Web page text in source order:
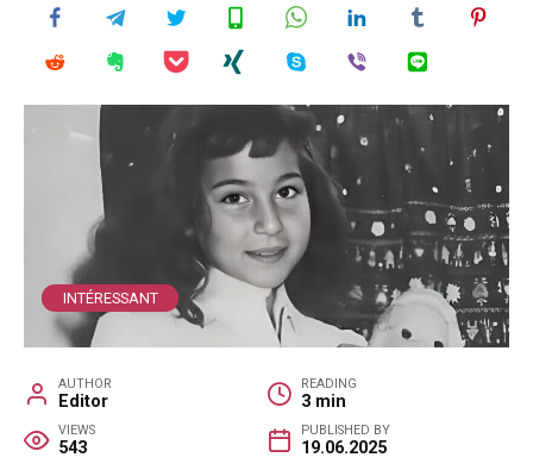
INTÉRESSANT
AUTHOR
Editor
READING
3 min
VIEWS
543
PUBLISHED BY
19.06.2025